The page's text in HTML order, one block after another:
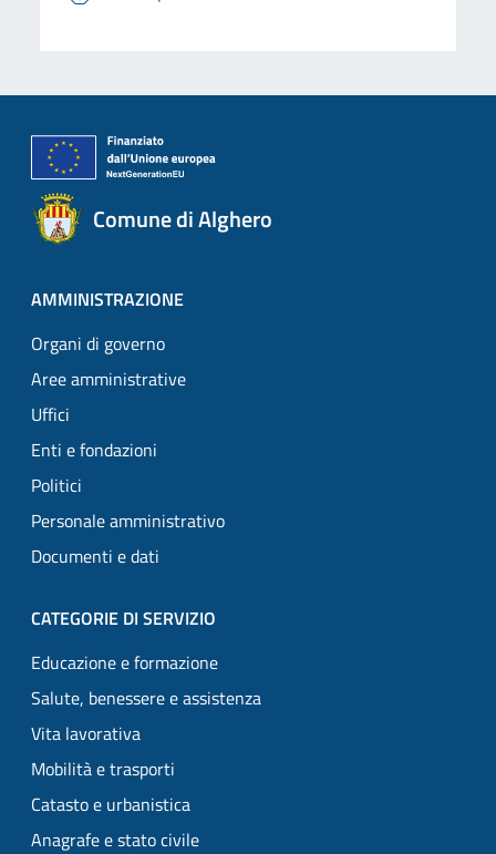
Comune di Alghero
AMMINISTRAZIONE
Organi di governo
Aree amministrative
Uffici
Enti e fondazioni
Politici
Personale amministrativo
Documenti e dati
CATEGORIE DI SERVIZIO
Educazione e formazione
Salute, benessere e assistenza
Vita lavorativa
Mobilità e trasporti
Catasto e urbanistica
Anagrafe e stato civile